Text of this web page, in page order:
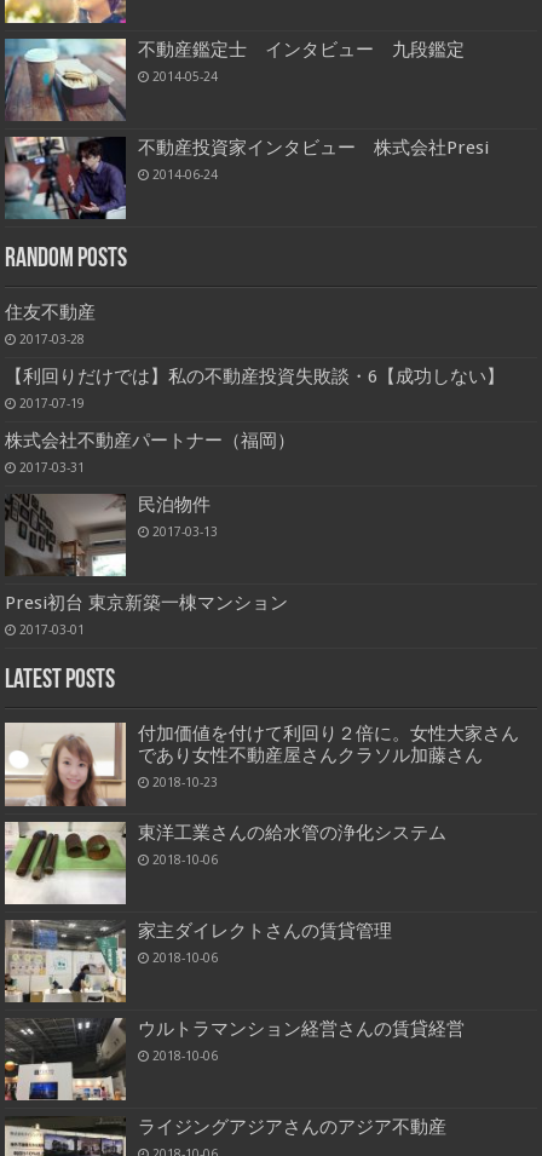
不動産鑑定士 インタビュー 九段鑑定
2014-05-24
不動産投資家インタビュー 株式会社Presi
2014-06-24
Random Posts
住友不動産
2017-03-28
【利回りだけでは】私の不動産投資失敗談・6【成功しない】
2017-07-19
株式会社不動産パートナー（福岡）
2017-03-31
民泊物件
2017-03-13
Presi初台 東京新築一棟マンション
2017-03-01
Latest Posts
付加価値を付けて利回り２倍に。女性大家さん
であり女性不動産屋さんクラソル加藤さん
2018-10-23
東洋工業さんの給水管の浄化システム
2018-10-06
家主ダイレクトさんの賃貸管理
2018-10-06
ウルトラマンション経営さんの賃貸経営
2018-10-06
ライジングアジアさんのアジア不動産